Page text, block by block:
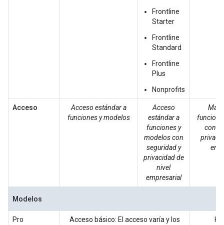
Frontline
Starter
Frontline
Standard
Frontline
Plus
Nonprofits
Acceso
Acceso estándar a
funciones y modelos
Acceso
estándar a
funciones y
modelos con
seguridad y
privacidad de
nivel
empresarial
Más
con
Modelos
Pro
Acceso básico: El acceso varía y los